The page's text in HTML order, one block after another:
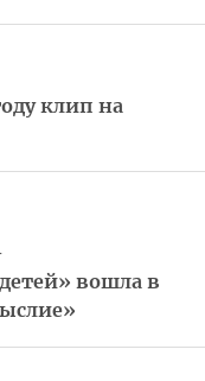
клип на
вошла в